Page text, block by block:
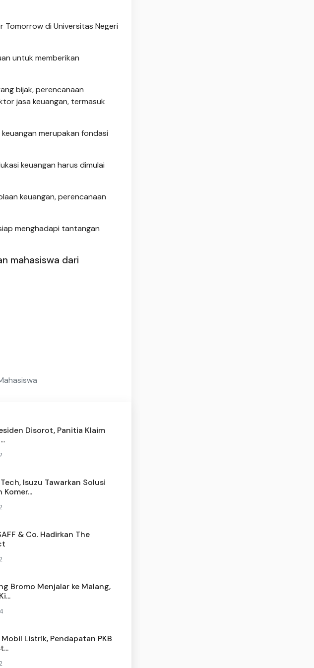
Tomorrow di Universitas Negeri
untuk memberikan
bijak, perencanaan
jasa keuangan, termasuk
merupakan fondasi
keuangan harus dimulai
keuangan, perencanaan
menghadapi tantangan
mahasiswa dari
Disorot, Panitia Klaim
Isuzu Tawarkan Solusi
Komer...
& Co. Hadirkan The
Bromo Menjalar ke Malang,
4
Listrik, Pendapatan PKB